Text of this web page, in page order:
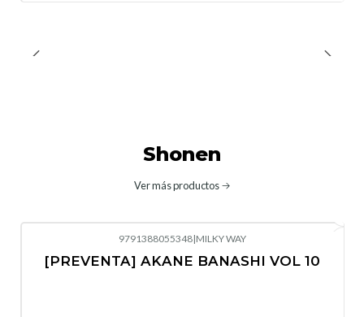
Shonen
Ver más productos
No disponible
9791388055348|MILKY WAY
[PREVENTA] AKANE BANASHI VOL 10